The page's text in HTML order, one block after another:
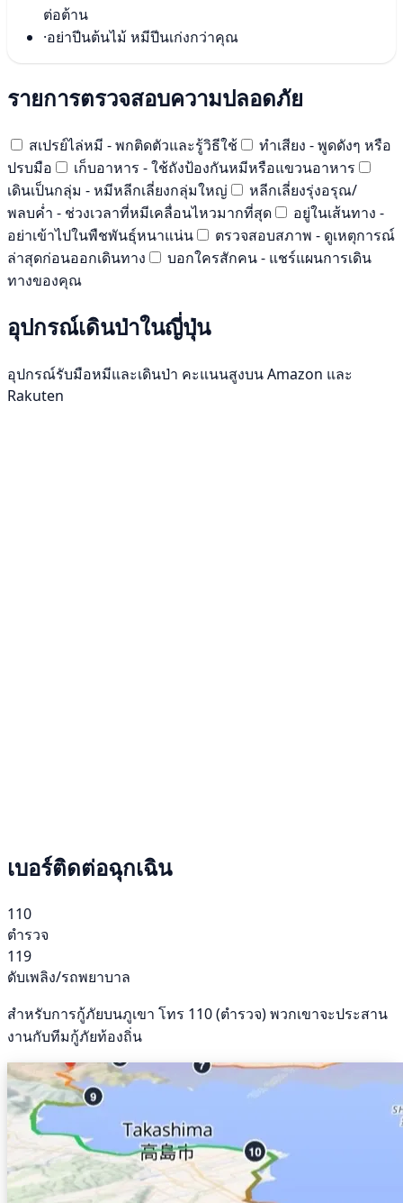
ต่อต้าน
·อย่าปีนต้นไม้ หมีปีนเก่งกว่าคุณ
รายการตรวจสอบความปลอดภัย
สเปรย์ไล่หมี - พกติดตัวและรู้วิธีใช้
ทำเสียง - พูดดังๆ หรือ
ปรบมือ
เก็บอาหาร - ใช้ถังป้องกันหมีหรือแขวนอาหาร
เดินเป็นกลุ่ม - หมีหลีกเลี่ยงกลุ่มใหญ่
หลีกเลี่ยงรุ่งอรุณ/
พลบค่ำ - ช่วงเวลาที่หมีเคลื่อนไหวมากที่สุด
อยู่ในเส้นทาง -
อย่าเข้าไปในพืชพันธุ์หนาแน่น
ตรวจสอบสภาพ - ดูเหตุการณ์
ล่าสุดก่อนออกเดินทาง
บอกใครสักคน - แชร์แผนการเดิน
ทางของคุณ
อุปกรณ์เดินป่าในญี่ปุ่น
อุปกรณ์รับมือหมีและเดินป่า คะแนนสูงบน Amazon และ
Rakuten
เบอร์ติดต่อฉุกเฉิน
110
ตำรวจ
119
ดับเพลิง/รถพยาบาล
สำหรับการกู้ภัยบนภูเขา โทร 110 (ตำรวจ) พวกเขาจะประสาน
งานกับทีมกู้ภัยท้องถิ่น